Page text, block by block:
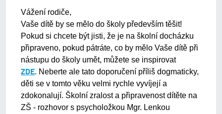
Vážení rodiče,
Vaše dítě by se mělo do školy především těšit!
Pokud si chcete být jisti, že je na školní docházku
připraveno, pokud pátráte, co by mělo Vaše dítě při
nástupu do školy umět, můžete se inspirovat
ZDE. Neberte ale tato doporučení příliš dogmaticky,
děti se v tomto věku velmi rychle vyvíjejí a
zdokonalují. Školní zralost a připravenost dítěte na
ZŠ - rozhovor s psycholožkou Mgr. Lenkou